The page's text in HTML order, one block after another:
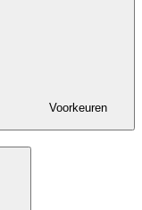
Voorkeuren